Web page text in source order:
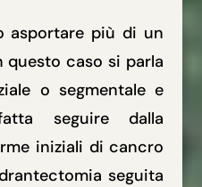
asportare più di un
questo caso si parla
o segmentale e
seguire dalla
iniziali di cancro
seguita